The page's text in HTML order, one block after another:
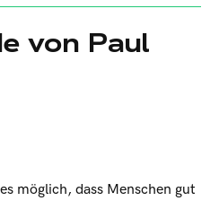
von Paul
möglich, dass Menschen gut